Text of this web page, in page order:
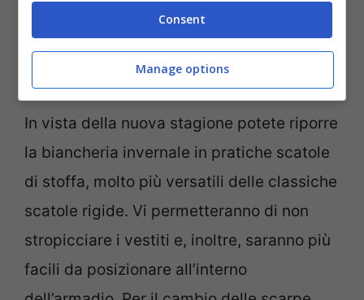
una cabina armadio.
Scatole, perfette alleate
In vista della nuova stagione potete riporre
la biancheria invernale in pratiche scatole
di stoffa, molto più versatili delle classiche
scatole rigide. Vi permetteranno di non
stropicciare i vestiti e, inoltre, saranno più
facili da posizionare all’interno
Consent
Manage options